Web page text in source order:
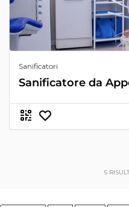
Sanificatori
Sanificatore da
5